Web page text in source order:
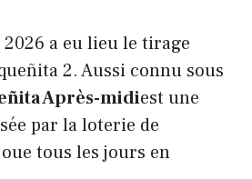
2026 a eu lieu le tirage
2. Aussi connu sous
Après-midiest une
par la loterie de
tous les jours en